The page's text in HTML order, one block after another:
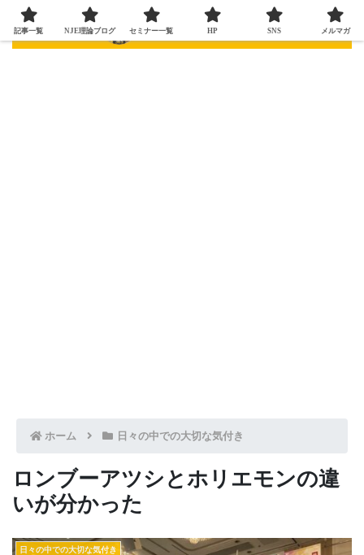
ホーム 日々の中での大切な気付き
ロンブーアツシとホリエモンの違
いが分かった
日々の中での大切な気付き
記事一覧 NJE理論ブログ セミナー一覧 HP SNS メルマガ